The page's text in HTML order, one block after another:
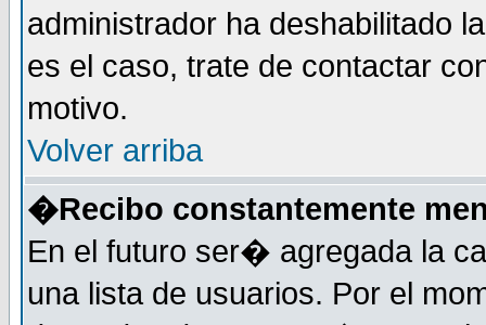
administrador ha deshabilitado
es el caso, trate de contactar
motivo.
Volver arriba
�Recibo constantemente
En el futuro ser� agregada la
una lista de usuarios. Por el